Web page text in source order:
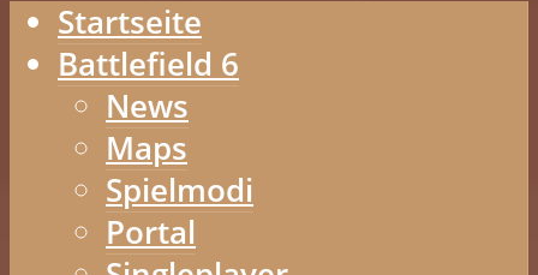
Startseite
Battlefield 6
News
Maps
Spielmodi
Portal